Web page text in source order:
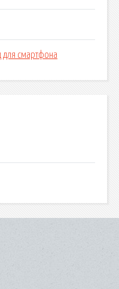
для смартфона